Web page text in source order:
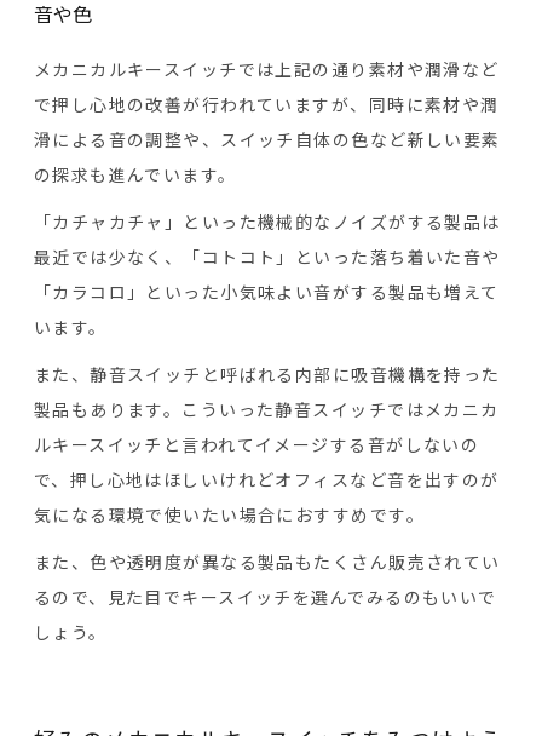
音や色
メカニカルキースイッチでは上記の通り素材や潤滑など
で押し心地の改善が行われていますが、同時に素材や潤
滑による音の調整や、スイッチ自体の色など新しい要素
の探求も進んでいます。
「カチャカチャ」といった機械的なノイズがする製品は
最近では少なく、「コトコト」といった落ち着いた音や
「カラコロ」といった小気味よい音がする製品も増えて
います。
また、静音スイッチと呼ばれる内部に吸音機構を持った
製品もあります。こういった静音スイッチではメカニカ
ルキースイッチと言われてイメージする音がしないの
で、押し心地はほしいけれどオフィスなど音を出すのが
気になる環境で使いたい場合におすすめです。
また、色や透明度が異なる製品もたくさん販売されてい
るので、見た目でキースイッチを選んでみるのもいいで
しょう。